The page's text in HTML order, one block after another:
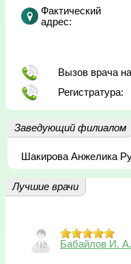
Фактический
адрес:
Вызов врача
Регистратура:
Заведующий филиалом
Шакирова Анжелика
Лучшие врачи
Бабайлов И. А.